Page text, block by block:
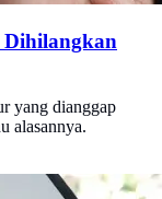
yang dianggap
alasannya.